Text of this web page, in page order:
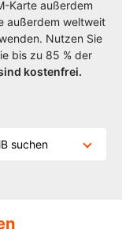
Karte außerdem
außerdem weltweit
Nutzen Sie
bis zu 85 % der
kostenfrei.
suchen